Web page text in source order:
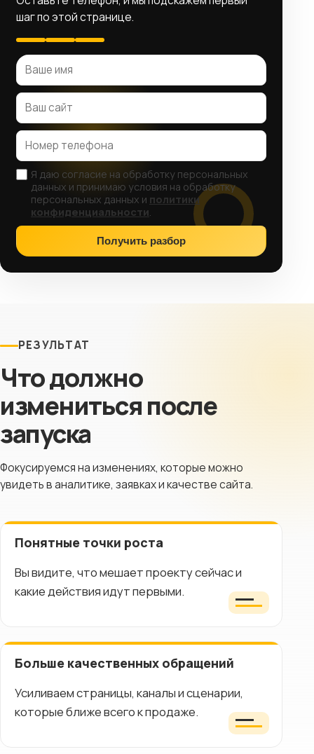
шаг по этой странице.
Я даю согласие на обработку персональных
данных и принимаю условия на обработку
персональных данных и политики
конфиденциальности.
Получить разбор
РЕЗУЛЬТАТ
Что должно
измениться после
запуска
Фокусируемся на изменениях, которые можно
увидеть в аналитике, заявках и качестве сайта.
Понятные точки роста
Вы видите, что мешает проекту сейчас и
какие действия идут первыми.
Больше качественных обращений
Усиливаем страницы, каналы и сценарии,
которые ближе всего к продаже.